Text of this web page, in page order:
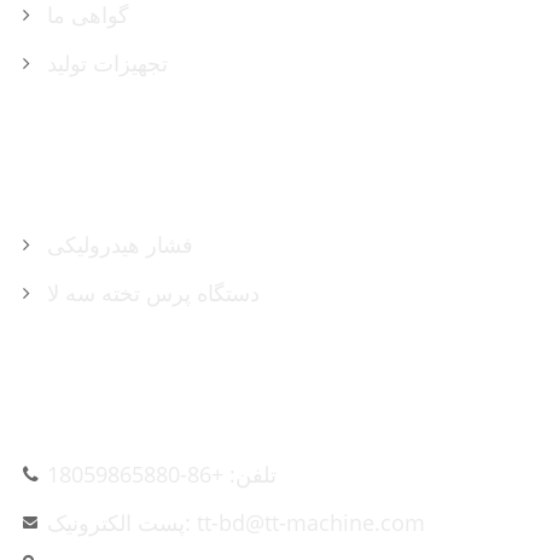
گواهی ما
تجهیزات تولید
فشار هیدرولیکی
دستگاه پرس تخته سه لا